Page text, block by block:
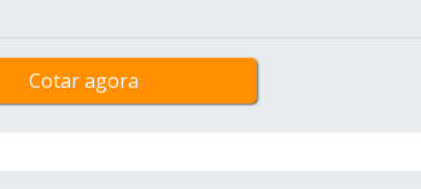
Cotar agora